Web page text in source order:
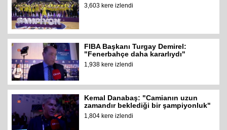
3,603 kere izlendi
FIBA Başkanı Turgay Demirel:
"Fenerbahçe daha kararlıydı"
1,938 kere izlendi
Kemal Danabaş: "Camianın uzun
zamandır beklediği bir şampiyonluk"
1,804 kere izlendi